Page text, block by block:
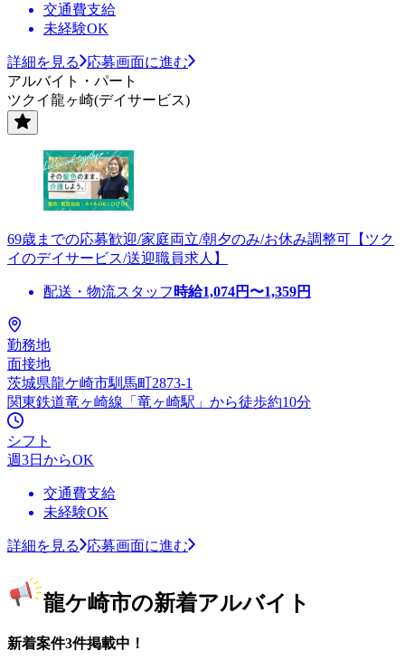
交通費支給
未経験OK
詳細を見る
応募画面に進む
アルバイト・パート
ツクイ龍ヶ崎(デイサービス)
69歳までの応募歓迎/家庭両立/朝夕のみ/お休み調整可【ツク
イのデイサービス/送迎職員求人】
配送・物流スタッフ 時給1,074円〜1,359円
勤務地
面接地
茨城県龍ケ崎市馴馬町2873-1
関東鉄道竜ヶ崎線「竜ヶ崎駅」から徒歩約10分
シフト
週3日からOK
交通費支給
未経験OK
詳細を見る 応募画面に進む
龍ケ崎市の新着アルバイト
新着案件3件掲載中！